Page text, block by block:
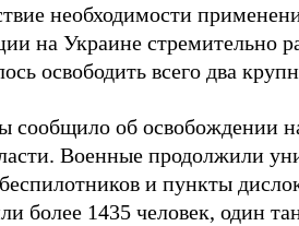
необходимости
на Украине стремительно
освободить всего два
сообщило об освобождении
Военные продолжили
и пункты
более 1435 человек, один